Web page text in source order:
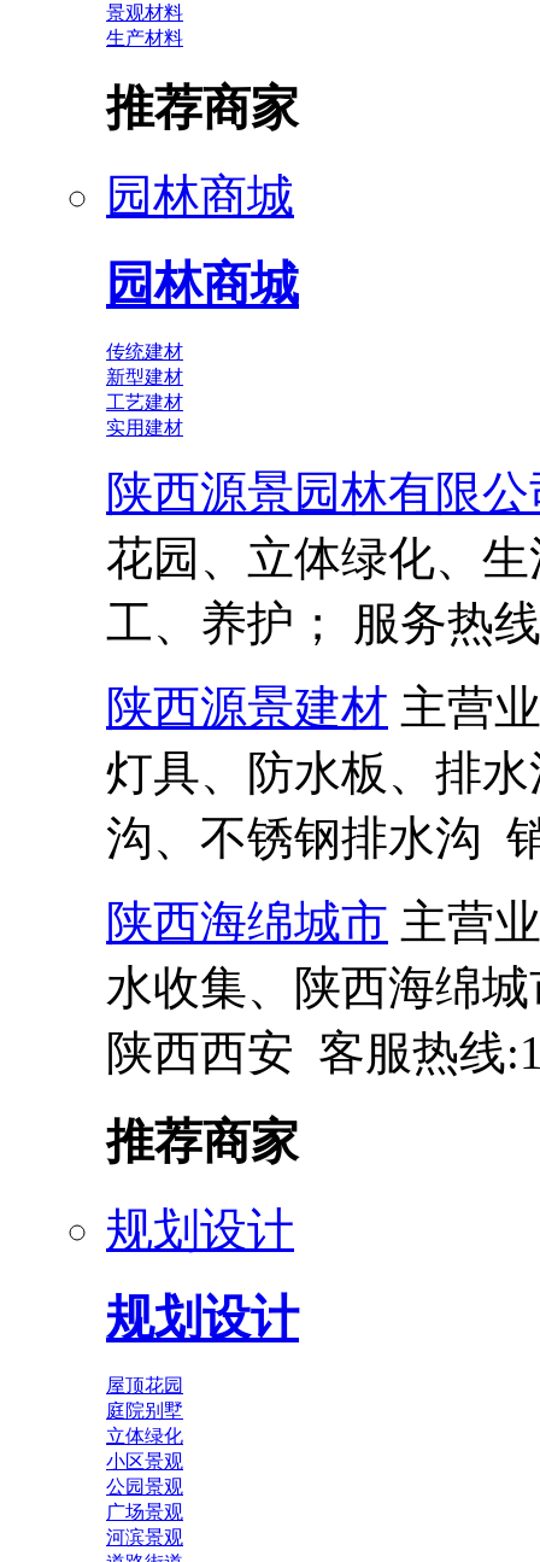
景观材料
生产材料
推荐商家
园林商城
园林商城
传统建材
新型建材
工艺建材
实用建材
陕西源景园林有限公
花园、立体绿化、
工、养护； 服务热
陕西源景建材 主营
灯具、防水板、排
沟、不锈钢排水沟
陕西海绵城市 主营
水收集、陕西海绵
陕西西安 客服热线
推荐商家
规划设计
规划设计
屋顶花园
庭院别墅
立体绿化
小区景观
公园景观
广场景观
河滨景观